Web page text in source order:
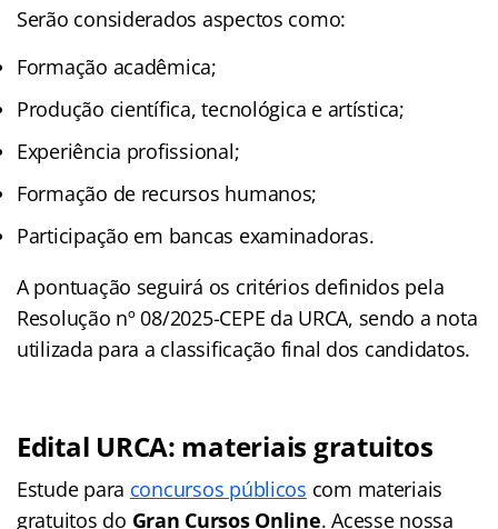
Serão considerados aspectos como:
Formação acadêmica;
Produção científica, tecnológica e artística;
Experiência profissional;
Formação de recursos humanos;
Participação em bancas examinadoras.
A pontuação seguirá os critérios definidos pela
Resolução nº 08/2025-CEPE da URCA, sendo a nota
utilizada para a classificação final dos candidatos.
Edital URCA: materiais gratuitos
Estude para concursos públicos com materiais
gratuitos do Gran Cursos Online. Acesse nossa